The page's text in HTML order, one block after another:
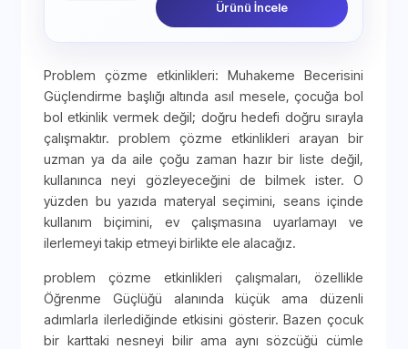
Ürünü İncele
Problem çözme etkinlikleri: Muhakeme Becerisini
Güçlendirme başlığı altında asıl mesele, çocuğa bol
bol etkinlik vermek değil; doğru hedefi doğru sırayla
çalışmaktır. problem çözme etkinlikleri arayan bir
uzman ya da aile çoğu zaman hazır bir liste değil,
kullanınca neyi gözleyeceğini de bilmek ister. O
yüzden bu yazıda materyal seçimini, seans içinde
kullanım biçimini, ev çalışmasına uyarlamayı ve
ilerlemeyi takip etmeyi birlikte ele alacağız.
problem çözme etkinlikleri çalışmaları, özellikle
Öğrenme Güçlüğü alanında küçük ama düzenli
adımlarla ilerlediğinde etkisini gösterir. Bazen çocuk
bir karttaki nesneyi bilir ama aynı sözcüğü cümle